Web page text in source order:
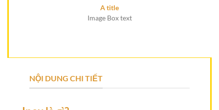
A title
Image Box text
NỘI DUNG CHI TIẾT